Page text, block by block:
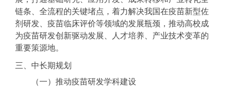
链条、全流程的关键堵点，着力解决我国在疫苗新型佐
剂研发、疫苗临床评价等领域的发展瓶颈，推动高校成
为疫苗研发创新驱动发展、人才培养、产业技术变革的
重要策源地。
三、中长期规划
（一）推动疫苗研发学科建设